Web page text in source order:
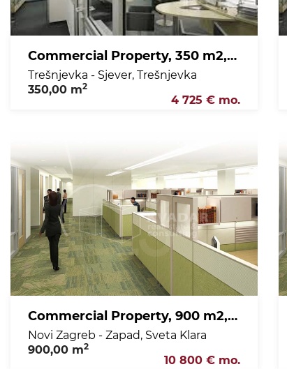
Commercial Property, 350 m2, For Rent, Trešnjevka - Sjever - Trešnjevka
Trešnjevka - Sjever, Trešnjevka
350,00 m2
4 725 € mo.
Commercial Property, 900 m2, For Rent, Novi Zagreb - Zapad - Sveta Klara
Novi Zagreb - Zapad, Sveta Klara
900,00 m2
10 800 € mo.